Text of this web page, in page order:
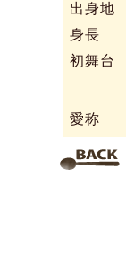
出身地
身長
初舞台
愛称